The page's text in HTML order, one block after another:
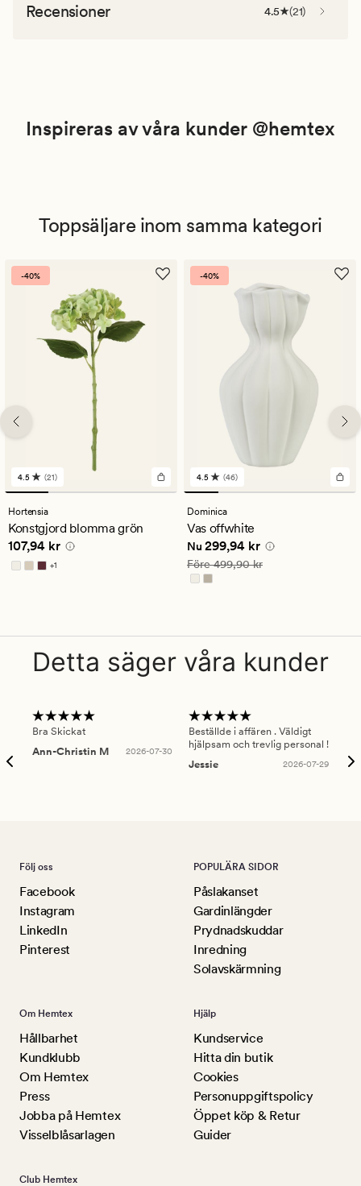
Recensioner 4.5 (21)
Inspireras av våra kunder @hemtex
Toppsäljare inom samma kategori
-40%
21
omdömen
med
ett
genomsnittligt
betyg
på
4.5
4.5 (21)
Hortensia
Konstgjord blomma grön
Pris 107,94 kr
107,94 kr
+1
Finns i fler färger
-40%
46
omdömen
med
ett
genomsnittligt
betyg
på
4.5
4.5 (46)
Dominica
Vas offwhite
Nuvarande pris
Nu 299,94 kr
Ordinarie pris 499,90 kr
Före499,90 kr
Detta säger våra kunder
Bra Skickat
Ann-Christin M
2026-07-30
Beställde i affären . Väldigt
hjälpsam och trevlig personal !
Jessie
2026-07-29
Följ oss
Facebook
Instagram
LinkedIn
Pinterest
POPULÄRA SIDOR
Påslakanset
Gardinlängder
Prydnadskuddar
Inredning
Solavskärmning
Om Hemtex
Hållbarhet
Kundklubb
Om Hemtex
Press
Jobba på Hemtex
Visselblåsarlagen
Hjälp
Kundservice
Hitta din butik
Cookies
Personuppgiftspolicy
Öppet köp & Retur
Guider
Club Hemtex